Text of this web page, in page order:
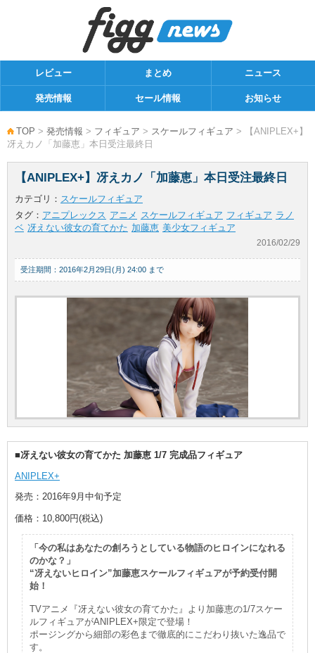
レビュー まとめ ニュース
発売情報 セール情報 お知らせ
TOP > 発売情報 > フィギュア > スケールフィギュア > 【ANIPLEX+】
冴えカノ「加藤恵」本日受注最終日
【ANIPLEX+】冴えカノ「加藤恵」本日受注最終日
カテゴリ： スケールフィギュア
タグ： アニプレックス アニメ スケールフィギュア フィギュア ラノ
ベ 冴えない彼女の育てかた 加藤恵 美少女フィギュア
2016/02/29
受注期間：2016年2月29日(月) 24:00 まで
■冴えない彼女の育てかた 加藤恵 1/7 完成品フィギュア
ANIPLEX+
発売：2016年9月中旬予定
価格：10,800円(税込)
「今の私はあなたの創ろうとしている物語のヒロインになれる
のかな？」
“冴えないヒロイン”加藤恵スケールフィギュアが予約受付開
始！
TVアニメ『冴えない彼女の育てかた』より加藤恵の1/7スケー
ルフィギュアがANIPLEX+限定で登場！
ポージングから細部の彩色まで徹底的にこだわり抜いた逸品で
す。